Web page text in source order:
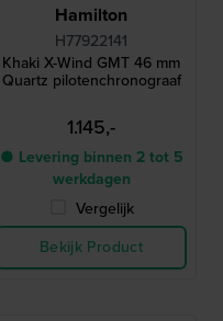
Hamilton
H77922141
Khaki X-Wind GMT 46 mm
Quartz pilotenchronograaf
1.145,-
● Levering binnen 2 tot 5
werkdagen
Vergelijk
Bekijk Product